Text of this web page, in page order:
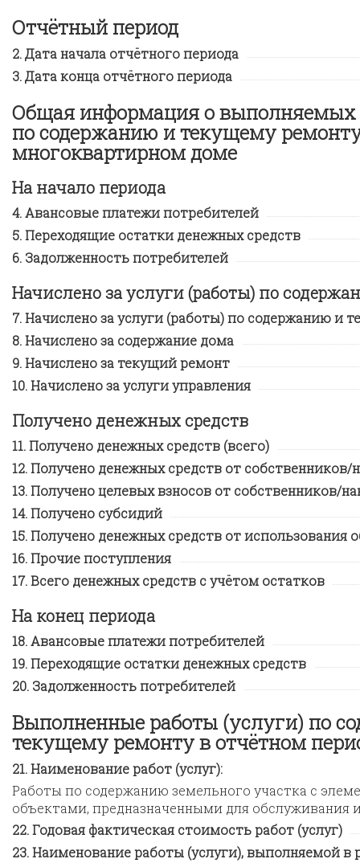
Отчётный период
Дата начала отчётного периода
Дата конца отчётного периода
Общая информация о выполняемых
по содержанию и текущему
многоквартирном доме
На начало периода
Авансовые платежи потребителей
Переходящие остатки денежных средств
Задолженность потребителей
Начислено за услуги (работы) по
Начислено за услуги (работы) по содержанию и
Начислено за содержание дома
Начислено за текущий ремонт
Начислено за услуги управления
Получено денежных средств
Получено денежных средств (всего)
Получено денежных средств от
Получено целевых взносов от собственников/
Получено субсидий
Получено денежных средств от использования
Прочие поступления
Всего денежных средств с учётом остатков
На конец периода
Авансовые платежи потребителей
Переходящие остатки денежных средств
Задолженность потребителей
Выполненные работы (услуги) по
текущему ремонту в отчётном
Наименование работ (услуг):
Работы по содержанию земельного участка с
объектами, предназначенными для обслуживания
Годовая фактическая стоимость работ (услуг)
Наименование работы (услуги), выполняемой в